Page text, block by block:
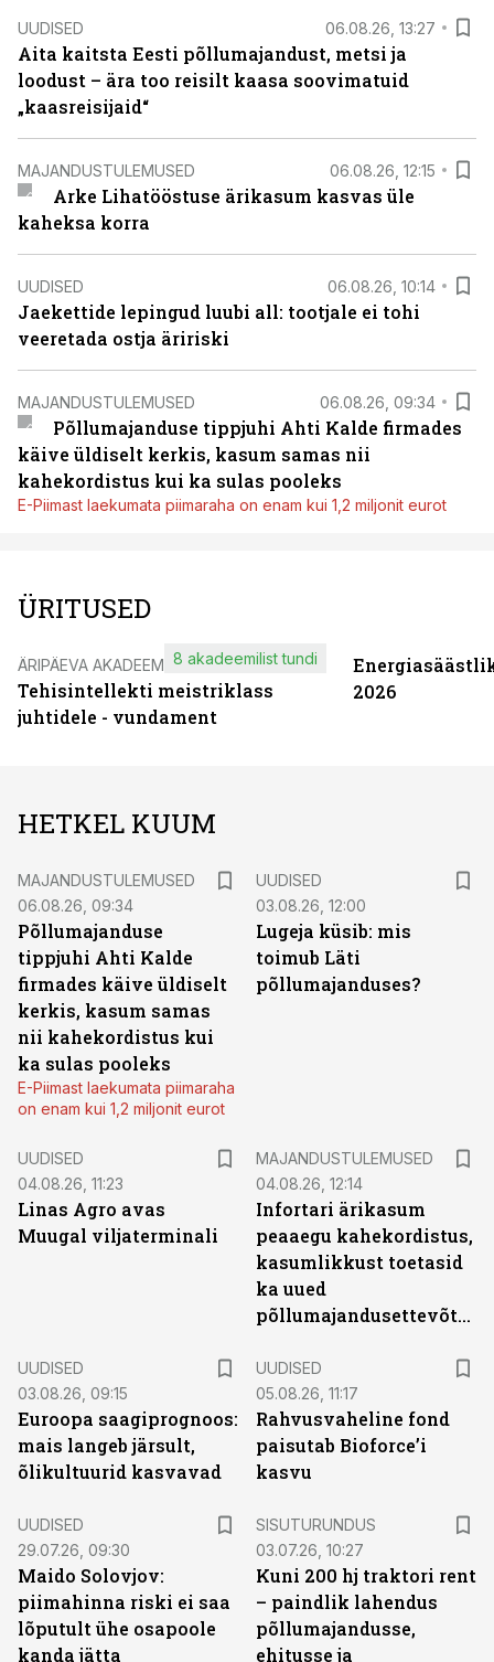
UUDISED 06.08.26, 13:27
Aita kaitsta Eesti põllumajandust, metsi ja
loodust – ära too reisilt kaasa soovimatuid
„kaasreisijaid“
MAJANDUSTULEMUSED 06.08.26, 12:15
Arke Lihatööstuse ärikasum kasvas üle
kaheksa korra
UUDISED 06.08.26, 10:14
Jaekettide lepingud luubi all: tootjale ei tohi
veeretada ostja äririski
MAJANDUSTULEMUSED 06.08.26, 09:34
Põllumajanduse tippjuhi Ahti Kalde firmades
käive üldiselt kerkis, kasum samas nii
kahekordistus kui ka sulas pooleks
E-Piimast laekumata piimaraha on enam kui 1,2 miljonit eurot
ÜRITUSED
ÄRIPÄEVA AKADEEMIA
Tehisintellekti meistriklass
juhtidele - vundament
8 akadeemilist tundi
2026
HETKEL KUUM
MAJANDUSTULEMUSED
06.08.26, 09:34
Põllumajanduse
tippjuhi Ahti Kalde
firmades käive üldiselt
kerkis, kasum samas
nii kahekordistus kui
ka sulas pooleks
E-Piimast laekumata piimaraha
on enam kui 1,2 miljonit eurot
UUDISED
03.08.26, 12:00
Lugeja küsib: mis
toimub Läti
põllumajanduses?
UUDISED
04.08.26, 11:23
Linas Agro avas
Muugal viljaterminali
MAJANDUSTULEMUSED
04.08.26, 12:14
Infortari ärikasum
peaaegu kahekordistus,
kasumlikkust toetasid
ka uued
põllumajandusettevõtted
UUDISED
03.08.26, 09:15
Euroopa saagiprognoos:
mais langeb järsult,
õlikultuurid kasvavad
UUDISED
05.08.26, 11:17
Rahvusvaheline fond
paisutab Bioforce’i
kasvu
UUDISED
29.07.26, 09:30
Maido Solovjov:
piimahinna riski ei saa
lõputult ühe osapoole
kanda jätta
SISUTURUNDUS
03.07.26, 10:27
Kuni 200 hj traktori rent
– paindlik lahendus
põllumajandusse,
ehitusse ja